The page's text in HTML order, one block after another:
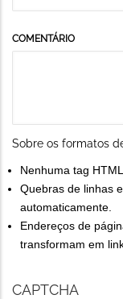
COMENTÁRIO
Sobre os formatos
Nenhuma tag
Quebras de linhas
automaticamente.
Endereços de
transformam em
CAPTCHA